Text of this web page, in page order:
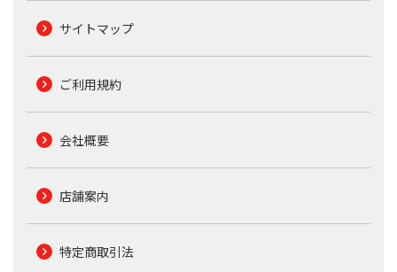
サイトマップ
ご利用規約
会社概要
店舗案内
特定商取引法